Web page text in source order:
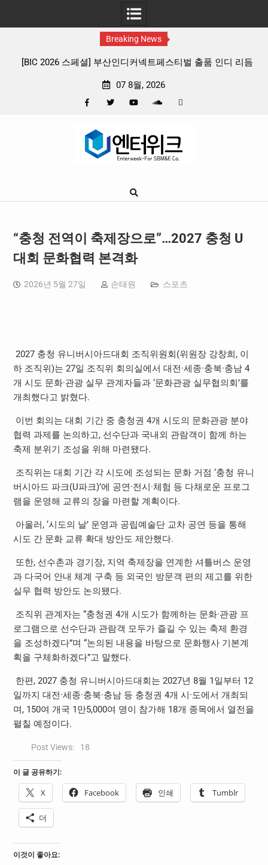
Breaking News
커넥트페스티벌 출품 인디 리듬
판타지 케이팝 애니메이션 ‘고
07 8월, 2026
Google
“충청 전역이 축제장으로”…2027 충청 U
대회 문화협력 본격화
2026년 5월 27일 손태원 스포츠
2027 충청 유니버시아드대회 조직위원회(위원장 강창희, 이
하 조직위)는 27일 조직위 회의실에서 대전·세종·충북·충남 4
개 시도 문화·관광 실무 관계자들과 ‘문화관광 실무협의회’를
개최했다고 밝혔다.
이번 회의는 대회 기간 중 충청권 4개 시도의 문화관광 분야
협력 과제를 논의하고, 선수단과 국내외 관람객이 함께 하는
축제 분위기 조성을 위해 마련됐다.
조직위는 대회 기간 각 시도에 조성되는 문화 거점 ‘충청 유니
버시아드 파크(U파크)’에 공연·전시·체험 등 다채로운 프로그
램을 운영해 교류의 장을 마련할 계획이다.
아울러, ‘시도의 날’ 운영과 공립예술단 교차 공연 등을 통해
시도 간 문화 교류 확대 방안도 제안했다.
또한, 선수촌과 경기장, 지역 축제장을 연계한 셔틀버스 운영
과 다국어 안내 체계 구축 등 외국인 방문객 편의 제고를 위한
실무 협력 방안도 논의됐다.
조직위 관계자는 “충청권 4개 시도가 함께하는 문화·관광 프
로그램으로 선수단과 관람객 모두가 즐길 수 있는 축제 환경
을 조성하겠다”며 “논의된 내용을 바탕으로 문화행사 기본계
획을 구체화하겠다”고 말했다.
한편, 2027 충청 유니버시아드대회는 2027년 8월 1일부터 12
일까지 대전·세종·충북·충남 등 충청권 4개 시·도에서 개최되
며, 150여 개국 1만5,000여 명이 참가해 18개 종목에서 열전을
펼칠 예정이다.
Post Views: 18
이 글 공유하기:
X Facebook 인쇄 Tumblr
더
이것이 좋아요: